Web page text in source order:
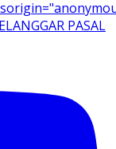
PASAL